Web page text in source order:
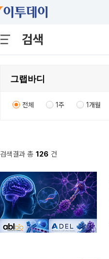
검색
전체 1주 1개월
검색결과 총 126 건